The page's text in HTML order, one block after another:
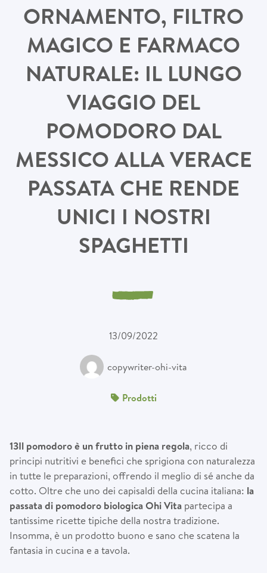
ORNAMENTO, FILTRO
MAGICO E FARMACO
NATURALE: IL LUNGO
VIAGGIO DEL
POMODORO DAL
MESSICO ALLA VERACE
PASSATA CHE RENDE
UNICI I NOSTRI
SPAGHETTI
13/09/2022
copywriter-ohi-vita
Prodotti
13Il pomodoroè un frutto in piena regola, ricco di
principi nutritivi e benefici che sprigiona con naturalezza
in tutte le preparazioni, offrendo il meglio di sé anche da
cotto. Oltre che uno dei capisaldi della cucina italiana: la
passata di pomodoro biologica Ohi Vita partecipa a
tantissime ricette tipiche della nostra tradizione.
Insomma, è un prodotto buono e sano che scatena la
fantasia in cucina e a tavola.